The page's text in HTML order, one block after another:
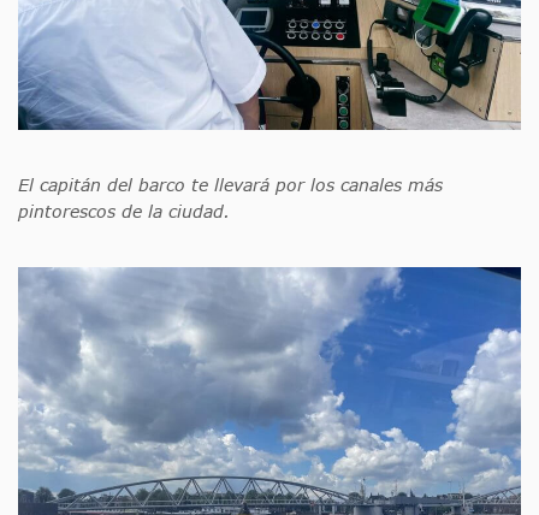
El capitán del barco te llevará por los canales más
pintorescos de la ciudad.